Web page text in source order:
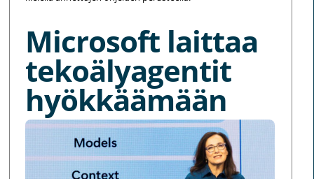
Microsoft laittaa
tekoälyagentit
hyökkäämään